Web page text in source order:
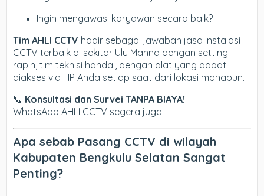
Ingin mengawasi karyawan secara baik?
Tim AHLI CCTV hadir sebagai jawaban jasa instalasi
CCTV terbaik di sekitar Ulu Manna dengan setting
rapih, tim teknisi handal, dengan alat yang dapat
diakses via HP Anda setiap saat dari lokasi manapun.
📞 Konsultasi dan Survei TANPA BIAYA!
WhatsApp AHLI CCTV segera juga.
Apa sebab Pasang CCTV di wilayah
Kabupaten Bengkulu Selatan Sangat
Penting?